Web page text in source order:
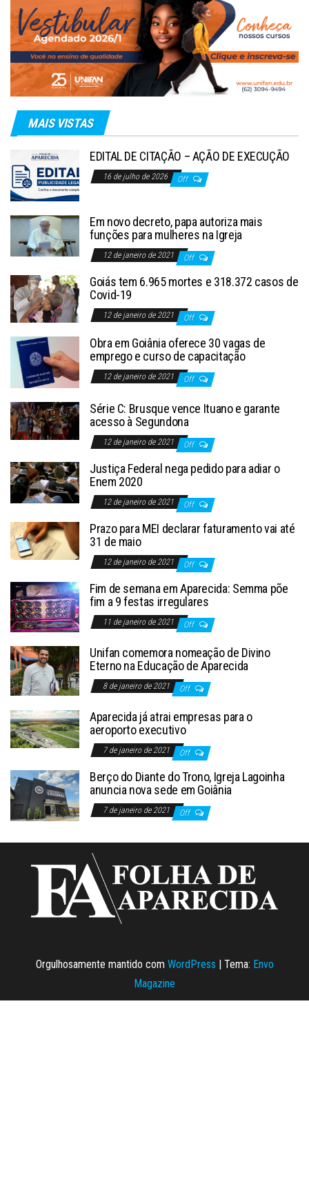
MAIS VISTAS
EDITAL DE CITAÇÃO – AÇÃO DE EXECUÇÃO
16 de julho de 2026 Off
Em novo decreto, papa autoriza mais
funções para mulheres na Igreja
12 de janeiro de 2021 Off
Goiás tem 6.965 mortes e 318.372 casos de
Covid-19
12 de janeiro de 2021 Off
Obra em Goiânia oferece 30 vagas de
emprego e curso de capacitação
12 de janeiro de 2021 Off
Série C: Brusque vence Ituano e garante
acesso à Segundona
12 de janeiro de 2021 Off
Justiça Federal nega pedido para adiar o
Enem 2020
12 de janeiro de 2021 Off
Prazo para MEI declarar faturamento vai até
31 de maio
12 de janeiro de 2021 Off
Fim de semana em Aparecida: Semma põe
fim a 9 festas irregulares
11 de janeiro de 2021 Off
Unifan comemora nomeação de Divino
Eterno na Educação de Aparecida
8 de janeiro de 2021 Off
Aparecida já atrai empresas para o
aeroporto executivo
7 de janeiro de 2021 Off
Berço do Diante do Trono, Igreja Lagoinha
anuncia nova sede em Goiânia
7 de janeiro de 2021 Off
Orgulhosamente mantido com WordPress | Tema: Envo
Magazine